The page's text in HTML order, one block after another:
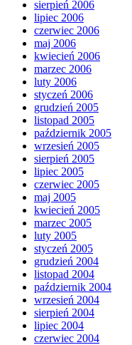
sierpień 2006
lipiec 2006
czerwiec 2006
maj 2006
kwiecień 2006
marzec 2006
luty 2006
styczeń 2006
grudzień 2005
listopad 2005
październik 2005
wrzesień 2005
sierpień 2005
lipiec 2005
czerwiec 2005
maj 2005
kwiecień 2005
marzec 2005
luty 2005
styczeń 2005
grudzień 2004
listopad 2004
październik 2004
wrzesień 2004
sierpień 2004
lipiec 2004
czerwiec 2004